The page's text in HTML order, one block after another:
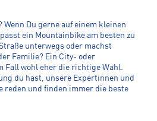
Wenn Du gerne auf einem kleinen
ein Mountainbike am besten zu
unterwegs oder machst
Familie? Ein City- oder
Fall wohl eher die richtige Wahl.
du hast, unsere Expertinnen und
reden und finden immer die beste